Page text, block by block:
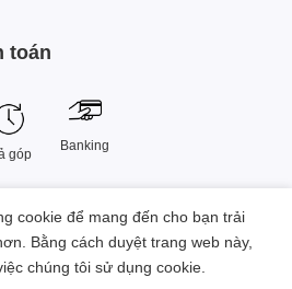
toán
góp
Banking
Nghệ Sáng Tạo Xtech Việt Nam
Vạn Phúc, Phường Hiệp Bình, Thành
Chí Minh, Việt Nam.
cookie để mang đến cho bạn trải
Bằng cách duyệt trang web này,
chúng tôi sử dụng cookie.